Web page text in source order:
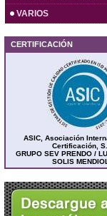
VARIOS
CERTIFICACIÓN
ASIC, Asociación
Certificación,
GRUPO SEV PRENDO /
SOLIS